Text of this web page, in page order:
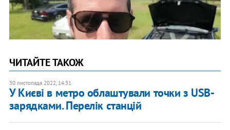
ЧИТАЙТЕ ТАКОЖ
30 листопада 2022, 14:31
У Києві в метро облаштували точки з USB-
зарядками. Перелік станцій